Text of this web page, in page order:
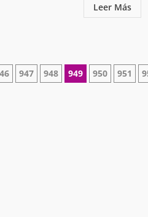
Leer Más
947 948 949 950 951